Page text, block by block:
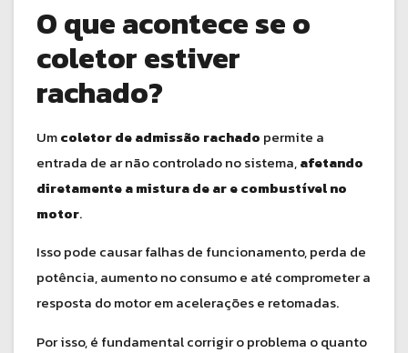
O que acontece se o
coletor estiver
rachado?
Umcoletor de admissão rachado permite a
entrada de ar não controlado no sistema,afetando
diretamente a mistura de ar e combustível no
motor.
Isso pode causar falhas de funcionamento, perda de
potência, aumento no consumo e até comprometer a
resposta do motor em acelerações e retomadas.
Por isso, é fundamental corrigir o problema o quanto